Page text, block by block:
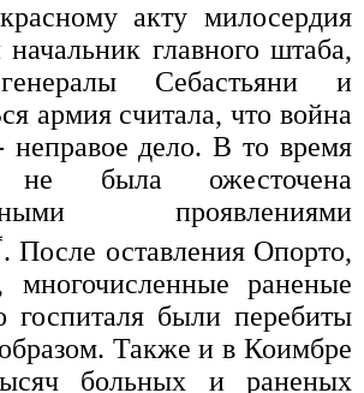
акту милосердия
начальник главного штаба,
Себастьяни и
армия считала, что война
дело. В то время
была ожесточена
проявлениями
. После оставления Опорто,
многочисленные раненые
госпиталя были перебиты
Также и в Коимбре
больных и раненых